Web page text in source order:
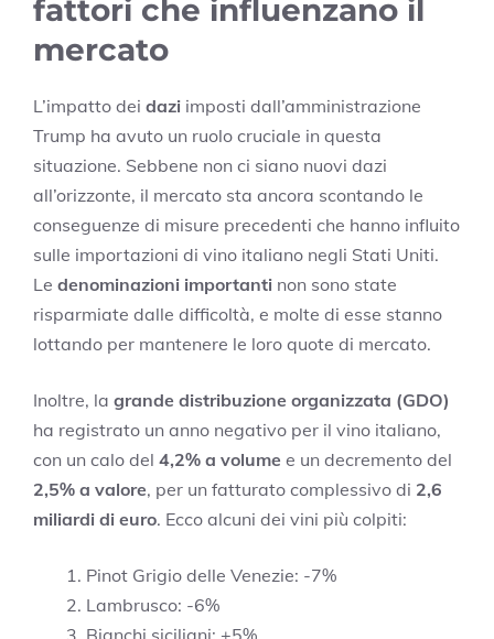
fattori che influenzano il
mercato
L’impatto dei dazi imposti dall’amministrazione
Trump ha avuto un ruolo cruciale in questa
situazione. Sebbene non ci siano nuovi dazi
all’orizzonte, il mercato sta ancora scontando le
conseguenze di misure precedenti che hanno influito
sulle importazioni di vino italiano negli Stati Uniti.
Le denominazioni importanti non sono state
risparmiate dalle difficoltà, e molte di esse stanno
lottando per mantenere le loro quote di mercato.
Inoltre, la grande distribuzione organizzata (GDO)
ha registrato un anno negativo per il vino italiano,
con un calo del 4,2% a volume e un decremento del
2,5% a valore, per un fatturato complessivo di 2,6
miliardi di euro. Ecco alcuni dei vini più colpiti:
Pinot Grigio delle Venezie: -7%
Lambrusco: -6%
Bianchi siciliani: +5%